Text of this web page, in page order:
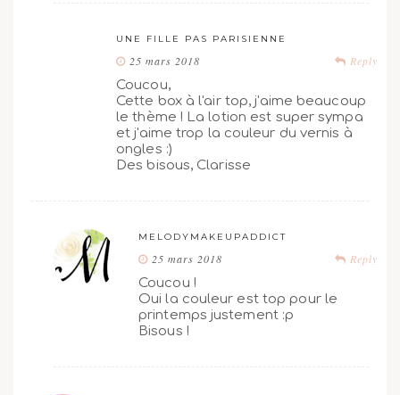
UNE FILLE PAS PARISIENNE
Reply
25 mars 2018
Coucou,
Cette box à l'air top, j'aime beaucoup
le thème ! La lotion est super sympa
et j'aime trop la couleur du vernis à
ongles :)
Des bisous, Clarisse
MELODYMAKEUPADDICT
Reply
25 mars 2018
Coucou !
Oui la couleur est top pour le
printemps justement :p
Bisous !